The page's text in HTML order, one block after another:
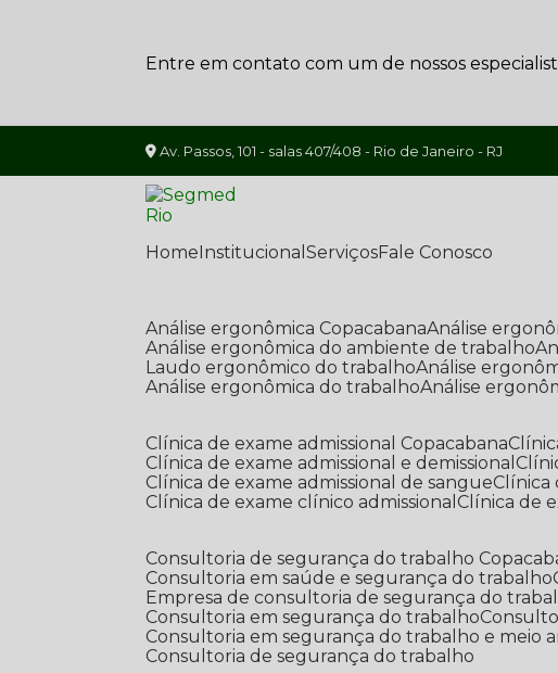
Entre em contato com um de nossos
Av. Passos, 101 - salas 407/408 - Rio de Janeiro - RJ
Home Institucional Serviços Fale Conosco
Análise ergonômica Copacabana Análise
Análise ergonômica do ambiente de trabalho
Laudo ergonômico do trabalho Análise
Análise ergonômica do trabalho Análise
Clínica de exame admissional Copacabana
Clínica de exame admissional e demissional
Clínica de exame admissional de sangue
Clínica de exame clínico admissional
Clínica
Consultoria de segurança do trabalho
Consultoria em saúde e segurança do trabalho
Empresa de consultoria de segurança do
Consultoria em segurança do trabalho
Consultoria em segurança do trabalho e meio
Consultoria de segurança do trabalho